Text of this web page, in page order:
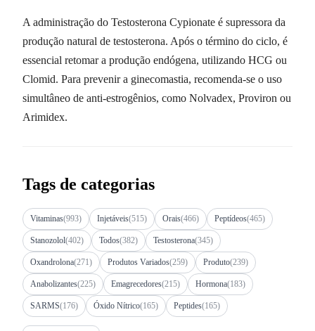
A administração do Testosterona Cypionate é supressora da
produção natural de testosterona. Após o término do ciclo, é
essencial retomar a produção endógena, utilizando HCG ou
Clomid. Para prevenir a ginecomastia, recomenda-se o uso
simultâneo de anti-estrogênios, como Nolvadex, Proviron ou
Arimidex.
Tags de categorias
Vitaminas(993) Injetáveis(515) Orais(466) Peptídeos(465)
Stanozolol(402) Todos(382) Testosterona(345)
Oxandrolona(271) Produtos Variados(259) Produto(239)
Anabolizantes(225) Emagrecedores(215) Hormona(183)
SARMS(176) Óxido Nítrico(165) Peptides(165)